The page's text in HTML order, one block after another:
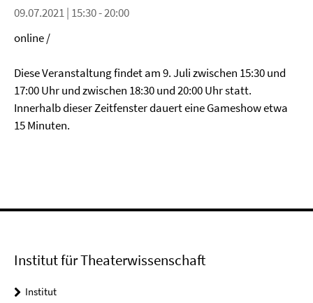
09.07.2021 | 15:30 - 20:00
online /
Diese Veranstaltung findet am 9. Juli zwischen 15:30 und
17:00 Uhr und zwischen 18:30 und 20:00 Uhr statt.
Innerhalb dieser Zeitfenster dauert eine Gameshow etwa
15 Minuten.
Institut für Theaterwissenschaft
Institut